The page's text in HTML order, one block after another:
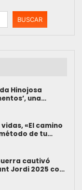
BUSCAR
Hinojosa
una
medieval
«El camino
de tu
cautivó
Jordi 2025 con
“Tu peor